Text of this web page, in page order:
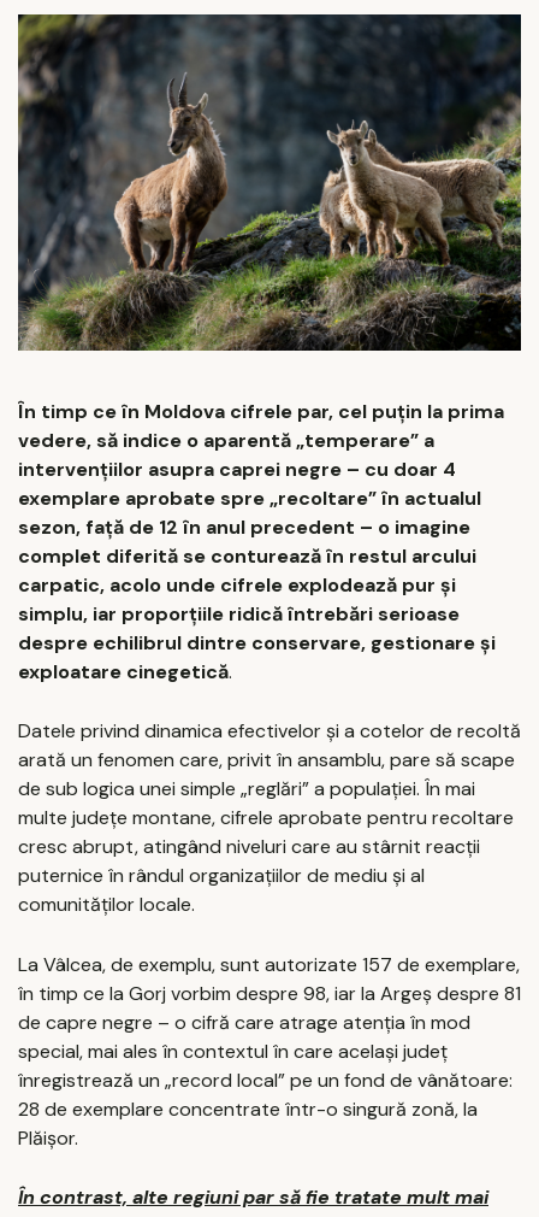
În timp ce în Moldova cifrele par, cel puțin la prima
vedere, să indice o aparentă „temperare” a
intervențiilor asupra caprei negre – cu doar 4
exemplare aprobate spre „recoltare” în actualul
sezon, față de 12 în anul precedent – o imagine
complet diferită se conturează în restul arcului
carpatic, acolo unde cifrele explodează pur și
simplu, iar proporțiile ridică întrebări serioase
despre echilibrul dintre conservare, gestionare și
exploatare cinegetică.
Datele privind dinamica efectivelor și a cotelor de recoltă
arată un fenomen care, privit în ansamblu, pare să scape
de sub logica unei simple „reglări” a populației. În mai
multe județe montane, cifrele aprobate pentru recoltare
cresc abrupt, atingând niveluri care au stârnit reacții
puternice în rândul organizațiilor de mediu și al
comunităților locale.
La Vâlcea, de exemplu, sunt autorizate 157 de exemplare,
în timp ce la Gorj vorbim despre 98, iar la Argeș despre 81
de capre negre – o cifră care atrage atenția în mod
special, mai ales în contextul în care același județ
înregistrează un „record local” pe un fond de vânătoare:
28 de exemplare concentrate într-o singură zonă, la
Plăișor.
În contrast, alte regiuni par să fie tratate mult mai